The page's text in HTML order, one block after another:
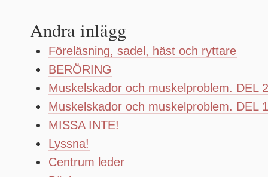
Andra inlägg
Föreläsning, sadel, häst och ryttare
BERÖRING
Muskelskador och muskelproblem. DEL 2
Muskelskador och muskelproblem. DEL 1
MISSA INTE!
Lyssna!
Centrum leder